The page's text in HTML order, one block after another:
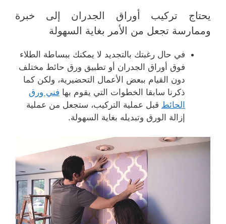
يحتاج تركيب أوراق الجدران إلى خبرة
وممارسة تجعل من الأمر بغاية السهولة
في حال رغبتك بالتجديد لا يمكنك ببساطة الطلاء
فوق أوراق الجدران أو تطبيق ورق حائط مختلف
دون القيام ببعض الأعمال التحضيرية، ولكن كما
ذكرنا سابقا الخطوات التي يقوم بها فني ورق
الحائط قبل عملية التركيب، ستجعل من عملية
إزالة الورق وتبديله بغاية السهولة.